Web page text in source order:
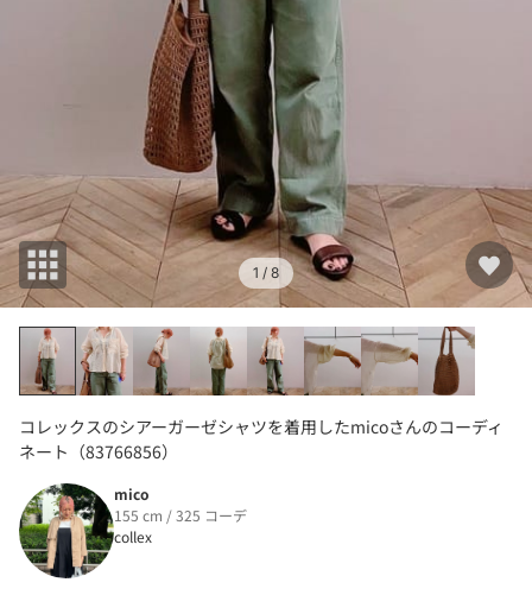
1 / 8
コレックスのシアーガーゼシャツを着用したmicoさんのコーディ
ネート（83766856）
mico
155 cm / 325 コーデ
collex